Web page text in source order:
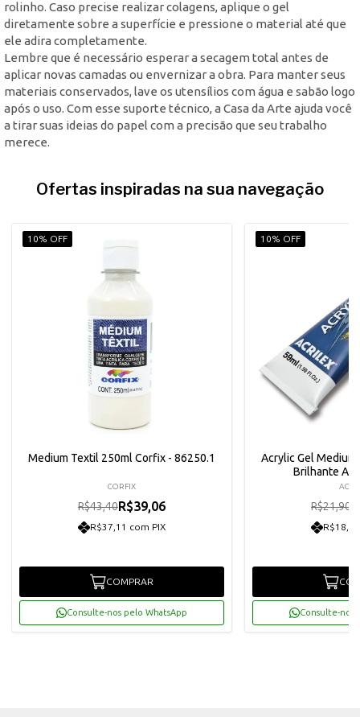
rolinho. Caso precise realizar colagens, aplique o gel
diretamente sobre a superfície e pressione o material até que
ele adira completamente.
Lembre que é necessário esperar a secagem total antes de
aplicar novas camadas ou envernizar a obra. Para manter seus
materiais conservados, lave os utensílios com água e sabão logo
após o uso. Com esse suporte técnico, a Casa da Arte ajuda você
a tirar suas ideias do papel com a precisão que seu trabalho
merece.
Ofertas inspiradas na sua navegação
10% OFF
Medium Textil 250ml Corfix - 86250.1
CORFIX
R$43,40R$39,06
R$37,11 com PIX
COMPRAR
Consulte-nos pelo WhatsApp
10% OFF
Acrylic Gel
Brilhante
R$21,90
Consulte-nos